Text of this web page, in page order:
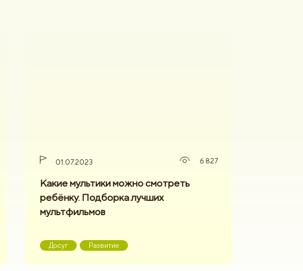
01.07.2023 6 827
Какие мультики можно смотреть
ребёнку. Подборка лучших
мультфильмов
Досуг Развитие